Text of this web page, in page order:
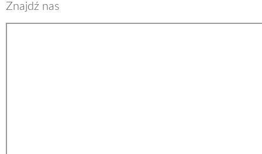
Znajdź nas